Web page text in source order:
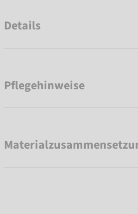
Details
Pflegehinweise